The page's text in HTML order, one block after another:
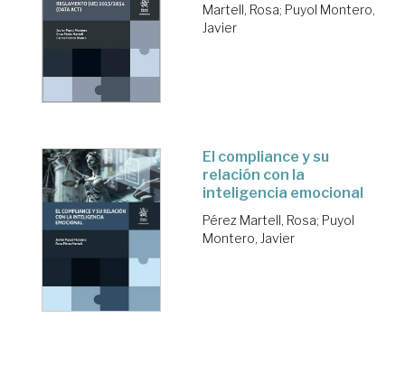
Martell, Rosa; Puyol Montero,
Javier
El compliance y su
relación con la
inteligencia emocional
Pérez Martell, Rosa; Puyol
Montero, Javier